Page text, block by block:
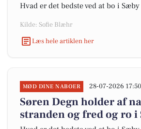
Hvad er det bedste ved at bo i
Kilde: Sofie Blæhr
Læs hele artiklen her
MØD DINE NABOER 28-07-2026 17:50
Søren Degn holder af
stranden og fred og ro i